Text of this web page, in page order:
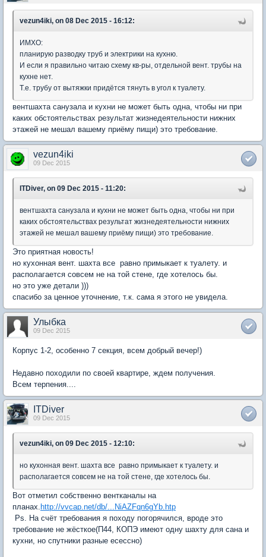
vezun4iki, on 08 Dec 2015 - 16:12:
ИМХО:
планирую разводку труб и электрики на кухню.
И если я правильно читаю схему кв-ры, отдельной вент. трубы на
кухне нет.
Т.е. трубу от вытяжки придётся тянуть в угол к туалету.
вентшахта санузала и кухни не может быть одна, чтобы ни при
каких обстоятельствах результат жизнедеятельности нижних
этажей не мешал вашему приёму пищи) это требование.
vezun4iki
09 Dec 2015
ITDiver, on 09 Dec 2015 - 11:20:
вентшахта санузала и кухни не может быть одна, чтобы ни при
каких обстоятельствах результат жизнедеятельности нижних
этажей не мешал вашему приёму пищи) это требование.
Это приятная новость!
но кухонная вент. шахта все равно примыкает к туалету. и
располагается совсем не на той стене, где хотелось бы.
но это уже детали )))
спасибо за ценное уточнение, т.к. сама я этого не увидела.
Улыбка
09 Dec 2015
Корпус 1-2, особенно 7 секция, всем добрый вечер!)
Недавно походили по своей квартире, ждем получения.
Всем терпения....
ITDiver
09 Dec 2015
vezun4iki, on 09 Dec 2015 - 12:10:
но кухонная вент. шахта все равно примыкает к туалету. и
располагается совсем не на той стене, где хотелось бы.
Вот отметил собственно вентканалы на
планах. http://vvcap.net/db/...NiAZFqn6gYb.htp
Ps. На счёт требования я походу погорячился, вроде это
требование не жёсткое(П44, КОПЭ имеют одну шахту для сана и
кухни, но спутники разные есессно)